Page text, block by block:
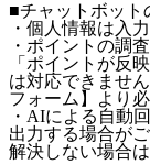
■チャットボット
・個人情報は入
・ポイントの調
「ポイントが反
は対応できませ
フォーム】より
・AIによる自動
出力する場合がご
解決しない場合